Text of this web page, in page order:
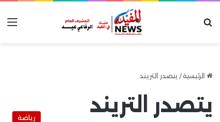
الرئيسية/ يتصدر التريند
يتصدر التريند
رياضة